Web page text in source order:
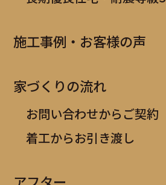
施工事例・お客様の声
家づくりの流れ
お問い合わせからご契約
着工からお引き渡し